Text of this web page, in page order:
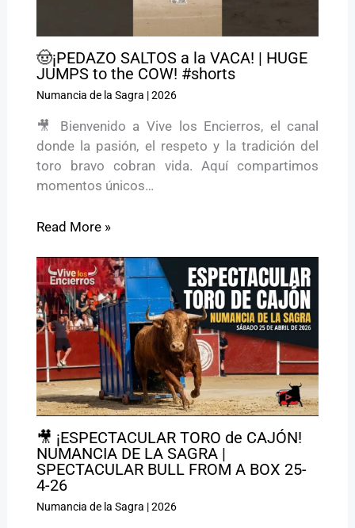
🤠¡PEDAZO SALTOS a la VACA! | HUGE
JUMPS to the COW! #shorts
Numancia de la Sagra |2026
🎥 Bienvenido a Vive los Encierros, el canal
donde la pasión, el respeto y la tradición del
toro bravo cobran vida. Aquí compartimos
momentos únicos…
Read More »
🎥 ¡ESPECTACULAR TORO de CAJÓN!
NUMANCIA DE LA SAGRA |
SPECTACULAR BULL FROM A BOX 25-
4-26
Numancia de la Sagra |2026